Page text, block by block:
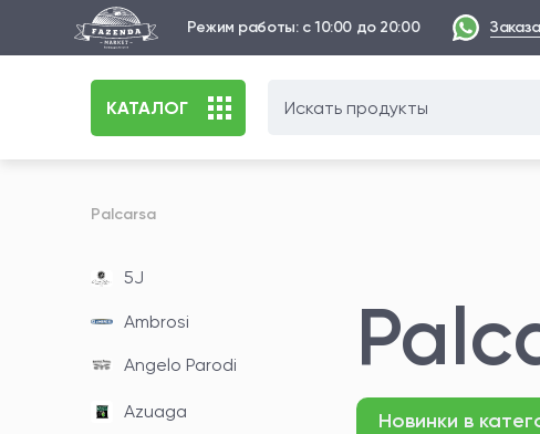
Режим работы: с 10:00 до 20:00
КАТАЛОГ
Palcarsa
5J
Ambrosi
Angelo Parodi
Azuaga Новинки в